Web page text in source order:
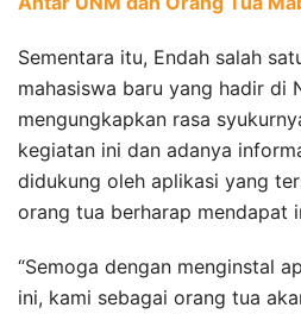
Sementara itu, Endah salah
mahasiswa baru yang hadir di
mengungkapkan rasa
kegiatan ini dan adanya
didukung oleh aplikasi yang
orang tua berharap mendapat
“Semoga dengan menginstal
ini, kami sebagai orang tua